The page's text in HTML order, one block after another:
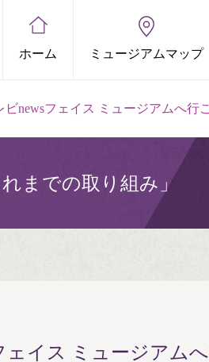
ホーム ミュージアムマップ
ビnewsフェイス ミュージアムへ行
までの取り組み」
ェイス ミュージアム